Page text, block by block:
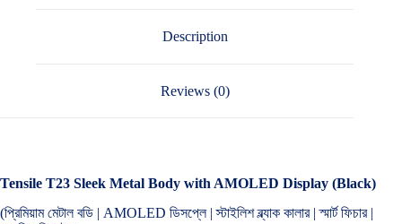
Description
Reviews (0)
Tensile T23 Sleek Metal Body with AMOLED Display (Black)
(প্রিমিয়াম মেটাল বডি | AMOLED ডিসপ্লে | স্টাইলিশ ব্ল্যাক কালার | স্মার্ট ফিচার |